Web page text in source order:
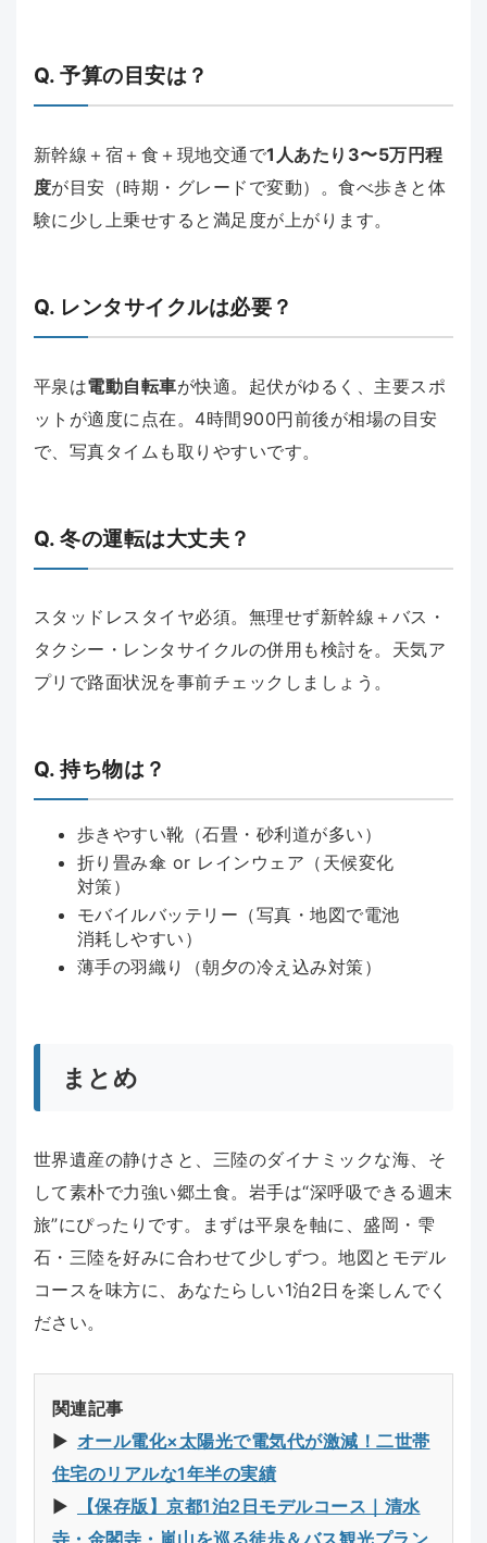
Q. 予算の目安は？
新幹線＋宿＋食＋現地交通で1人あたり3〜5万円程
度が目安（時期・グレードで変動）。食べ歩きと体
験に少し上乗せすると満足度が上がります。
Q. レンタサイクルは必要？
平泉は電動自転車が快適。起伏がゆるく、主要スポ
ットが適度に点在。4時間900円前後が相場の目安
で、写真タイムも取りやすいです。
Q. 冬の運転は大丈夫？
スタッドレスタイヤ必須。無理せず新幹線＋バス・
タクシー・レンタサイクルの併用も検討を。天気ア
プリで路面状況を事前チェックしましょう。
Q. 持ち物は？
歩きやすい靴（石畳・砂利道が多い）
折り畳み傘 or レインウェア（天候変化
対策）
モバイルバッテリー（写真・地図で電池
消耗しやすい）
薄手の羽織り（朝夕の冷え込み対策）
まとめ
世界遺産の静けさと、三陸のダイナミックな海、そ
して素朴で力強い郷土食。岩手は“深呼吸できる週末
旅”にぴったりです。まずは平泉を軸に、盛岡・雫
石・三陸を好みに合わせて少しずつ。地図とモデル
コースを味方に、あなたらしい1泊2日を楽しんでく
ださい。
関連記事
▶︎ オール電化×太陽光で電気代が激減！二世帯
住宅のリアルな1年半の実績
▶︎
【保存版】京都1泊2日モデルコース｜清水